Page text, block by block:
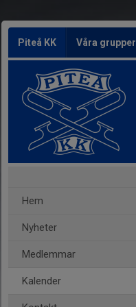
Piteå KK Våra grupper
Hem
Nyheter
Medlemmar
Kalender